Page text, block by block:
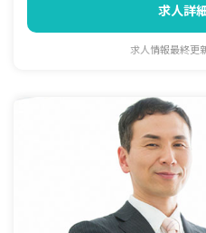
求人詳
求人情報最終更